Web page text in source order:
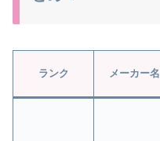
ランク メーカー名